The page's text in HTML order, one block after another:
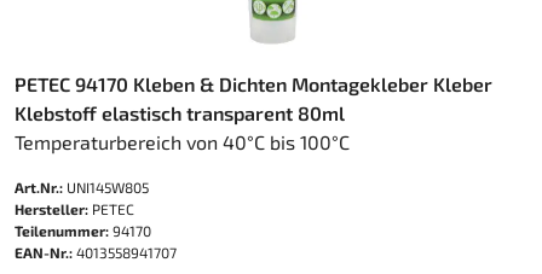
PETEC 94170 Kleben & Dichten Montagekleber Kleber
Klebstoff elastisch transparent 80ml
Temperaturbereich von 40°C bis 100°C
Art.Nr.: UNI145W805
Hersteller: PETEC
Teilenummer: 94170
EAN-Nr.: 4013558941707